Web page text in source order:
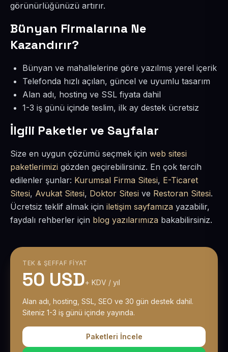
görünürlüğünüzü artırır.
Bünyan Firmalarına Ne
Kazandırır?
Bünyan ve mahallelerine göre yazılmış yerel içerik
Telefonda hızlı açılan, güncel ve uyumlu tasarım
Alan adı, hosting ve SSL fiyata dahil
1-3 iş günü içinde teslim, ilk ay destek ücretsiz
İlgili Paketler ve Sayfalar
Size en uygun çözümü seçmek için web sitesi
paketlerimizi gözden geçirebilirsiniz. En çok tercih
edilenler şunlar: Kurumsal Firma Sitesi, E-Ticaret
Sitesi, Avukat Sitesi, Doktor Sitesi ve Restoran Sitesi.
Ücretsiz teklif almak için iletişim sayfamıza yazabilir,
faydalı rehberler için blog yazılarımıza bakabilirsiniz.
TEK & ŞEFFAF FIYAT
50 USD+ KDV / yıl
Alan adı, hosting, SSL, SEO ve 30 gün destek dahil.
Siteniz 1-3 iş günü içinde yayında.
Paketleri İncele